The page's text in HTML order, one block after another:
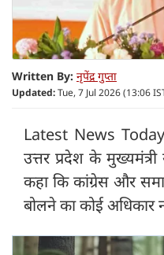
Written By: नृपेंद्र गुप्ता
Updated:Tue, 7 Jul 2026 (13:06
Latest News
उत्तर प्रदेश के
कहा कि कांग्रेस और
बोलने का कोई अधिकार